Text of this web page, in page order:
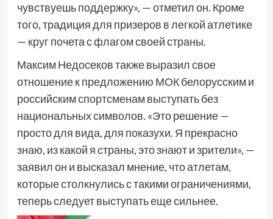
чувствуешь поддержку», — отметил он. Кроме
того, традиция для призеров в легкой атлетике
— круг почета с флагом своей страны.
Максим Недосеков также выразил свое
отношение к предложению МОК белорусским и
российским спортсменам выступать без
национальных символов. «Это решение —
просто для вида, для показухи. Я прекрасно
знаю, из какой я страны, это знают и зрители», —
заявил он и высказал мнение, что атлетам,
которые столкнулись с такими ограничениями,
теперь следует выступать еще сильнее.